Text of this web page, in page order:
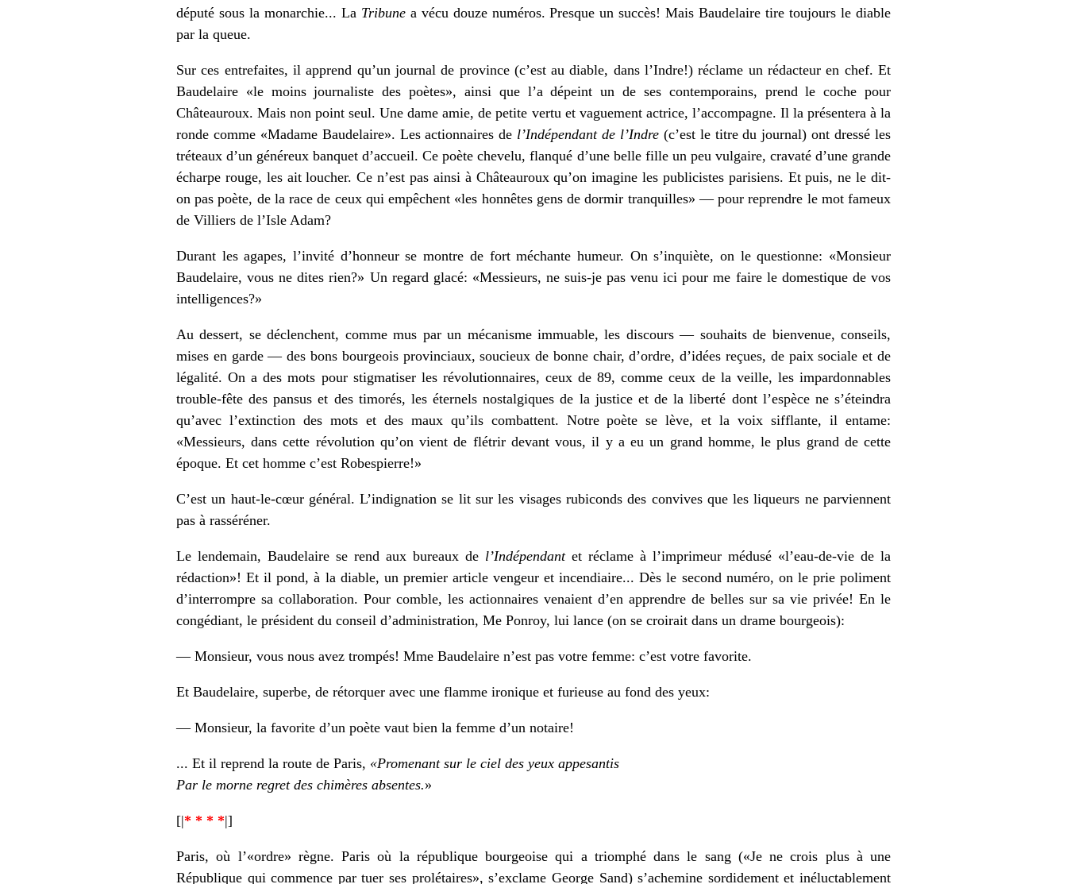
député sous la monarchie... La Tribunea vécu douze numéros. Presque un succès! Mais Baudelaire tire toujours le diable
par la queue.
Sur ces entrefaites, il apprend qu’un journal de province (c’est au diable, dans l’Indre!) réclame un rédacteur en chef. Et
Baudelaire «le moins journaliste des poètes», ainsi que l’a dépeint un de ses contemporains, prend le coche pour
Châteauroux. Mais non point seul. Une dame amie, de petite vertu et vaguement actrice, l’accompagne. Il la présentera à la
ronde comme «Madame Baudelaire». Les actionnaires de l’Indépendant de l’Indre(c’est le titre du journal) ont dressé les
tréteaux d’un généreux banquet d’accueil. Ce poète chevelu, flanqué d’une belle fille un peu vulgaire, cravaté d’une grande
écharpe rouge, les ait loucher. Ce n’est pas ainsi à Châteauroux qu’on imagine les publicistes parisiens. Et puis, ne le dit-
on pas poète, de la race de ceux qui empêchent «les honnêtes gens de dormir tranquilles» — pour reprendre le mot fameux
de Villiers de l’Isle Adam?
Durant les agapes, l’invité d’honneur se montre de fort méchante humeur. On s’inquiète, on le questionne: «Monsieur
Baudelaire, vous ne dites rien?» Un regard glacé: «Messieurs, ne suis-je pas venu ici pour me faire le domestique de vos
intelligences?»
Au dessert, se déclenchent, comme mus par un mécanisme immuable, les discours — souhaits de bienvenue, conseils,
mises en garde — des bons bourgeois provinciaux, soucieux de bonne chair, d’ordre, d’idées reçues, de paix sociale et de
légalité. On a des mots pour stigmatiser les révolutionnaires, ceux de 89, comme ceux de la veille, les impardonnables
trouble-fête des pansus et des timorés, les éternels nostalgiques de la justice et de la liberté dont l’espèce ne s’éteindra
qu’avec l’extinction des mots et des maux qu’ils combattent. Notre poète se lève, et la voix sifflante, il entame:
«Messieurs, dans cette révolution qu’on vient de flétrir devant vous, il y a eu un grand homme, le plus grand de cette
époque. Et cet homme c’est Robespierre!»
C’est un haut-le-cœur général. L’indignation se lit sur les visages rubiconds des convives que les liqueurs ne parviennent
pas à rasséréner.
Le lendemain, Baudelaire se rend aux bureaux de l’Indépendantet réclame à l’imprimeur médusé «l’eau-de-vie de la
rédaction»! Et il pond, à la diable, un premier article vengeur et incendiaire... Dès le second numéro, on le prie poliment
d’interrompre sa collaboration. Pour comble, les actionnaires venaient d’en apprendre de belles sur sa vie privée! En le
congédiant, le président du conseil d’administration, Me Ponroy, lui lance (on se croirait dans un drame bourgeois):
— Monsieur, vous nous avez trompés! Mme Baudelaire n’est pas votre femme: c’est votre favorite.
Et Baudelaire, superbe, de rétorquer avec une flamme ironique et furieuse au fond des yeux:
— Monsieur, la favorite d’un poète vaut bien la femme d’un notaire!
... Et il reprend la route de Paris, «Promenant sur le ciel des yeux appesantis
Par le morne regret des chimères absentes.»
[|* * * *|]
Paris, où l’«ordre» règne. Paris où la république bourgeoise qui a triomphé dans le sang («Je ne crois plus à une
République qui commence par tuer ses prolétaires», s’exclame George Sand) s’achemine sordidement et inéluctablement